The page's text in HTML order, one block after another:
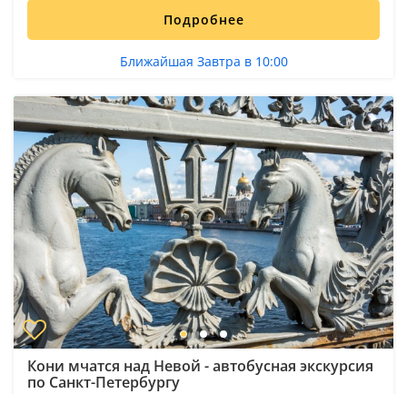
Подробнее
Ближайшая Завтра в 10:00
Кони мчатся над Невой - автобусная экскурсия
по Санкт-Петербургу